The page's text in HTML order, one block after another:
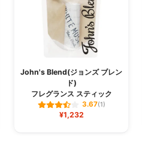
John's Blend(ジョンズ ブレン
ド)
フレグランス スティック
3.67(1)
¥1,232